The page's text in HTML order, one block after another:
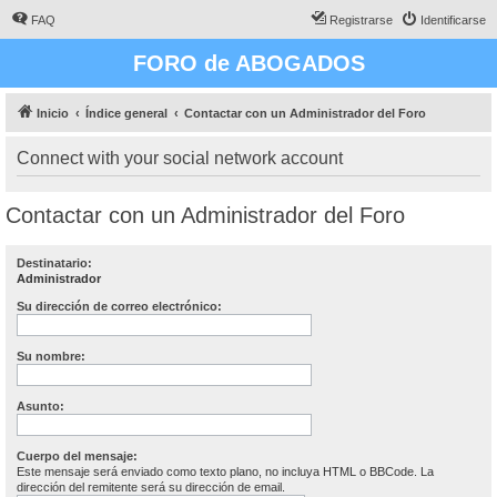
FAQ Identificarse
Registrarse
FORO de ABOGADOS
Inicio Índice general Contactar con un Administrador del Foro
Connect with your social network account
Contactar con un Administrador del Foro
Destinatario:
Administrador
Su dirección de correo electrónico:
Su nombre:
Asunto:
Cuerpo del mensaje:
Este mensaje será enviado como texto plano, no incluya HTML o BBCode. La
dirección del remitente será su dirección de email.